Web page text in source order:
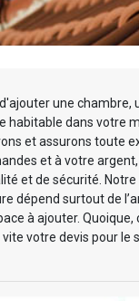
une chambre,
habitable dans votre
et assurons toute
et à votre
et de sécurité.
dépend surtout de
à ajouter.
votre devis pour le